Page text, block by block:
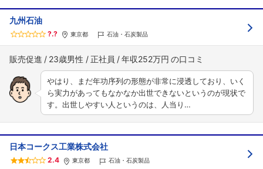
九州石油
?.? 東京都 石油・石炭製品
販売促進 23歳男性 正社員 年収252万円
やはり、まだ年功序列の形態が非常に浸透しており、いく
ら実力があってもなかなか出世できないというのが現状で
す。出世しやすい人というのは、人当り…
日本コークス工業株式会社
2.4 東京都 石油・石炭製品